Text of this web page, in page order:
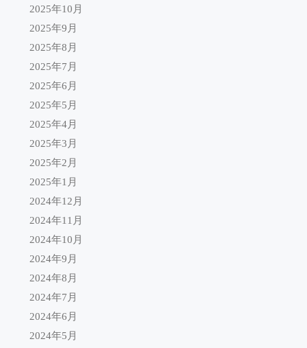
2025年10月
2025年9月
2025年8月
2025年7月
2025年6月
2025年5月
2025年4月
2025年3月
2025年2月
2025年1月
2024年12月
2024年11月
2024年10月
2024年9月
2024年8月
2024年7月
2024年6月
2024年5月